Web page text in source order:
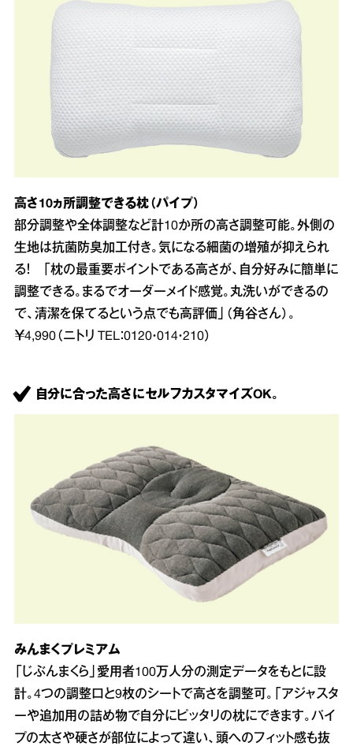
高さ10ヵ所調整できる枕（パイプ）
部分調整や全体調整など計10か所の高さ調整可能。外側の
生地は抗菌防臭加工付き。気になる細菌の増殖が抑えられ
る！ 「枕の最重要ポイントである高さが、自分好みに簡単に
調整できる。まるでオーダーメイド感覚。丸洗いができるの
で、清潔を保てるという点でも高評価」（角谷さん）。
￥4,990（ニトリ TEL：0120・014・210）
自分に合った高さにセルフカスタマイズOK。
みんまくプレミアム
「じぶんまくら」愛用者100万人分の測定データをもとに設
計。4つの調整口と9枚のシートで高さを調整可。「アジャスタ
ーや追加用の詰め物で自分にピッタリの枕にできます。パイ
プの太さや硬さが部位によって違い、頭へのフィット感も抜